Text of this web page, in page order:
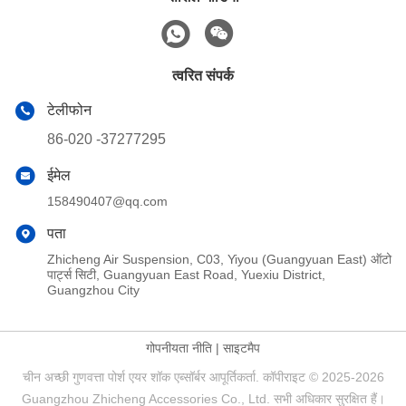
त्वरित संपर्क
टेलीफोन
86-020 -37277295
ईमेल
158490407@qq.com
पता
Zhicheng Air Suspension, C03, Yiyou (Guangyuan East) ऑटो
पार्ट्स सिटी, Guangyuan East Road, Yuexiu District,
Guangzhou City
गोपनीयता नीति | साइटमैप
चीन अच्छी गुणवत्ता पोर्श एयर शॉक एब्सॉर्बर आपूर्तिकर्ता. कॉपीराइट © 2025-2026
Guangzhou Zhicheng Accessories Co., Ltd. सभी अधिकार सुरक्षित हैं।